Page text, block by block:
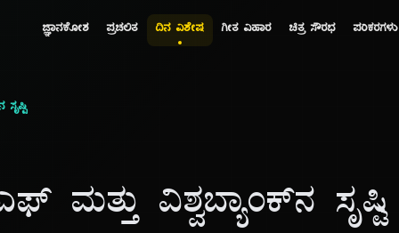
ಜ್ಞಾನಕೋಶ ಪ್ರಚಲಿತ ದಿನ ವಿಶೇಷ ಗೀತ ವಿಹಾರ ಚಿತ್ರ ಸೌರಭ ಪರಿಕರಗಳು
ಮತ್ತು ವಿಶ್ವಬ್ಯಾಂಕ್‌ನ ಸೃಷ್ಟಿ